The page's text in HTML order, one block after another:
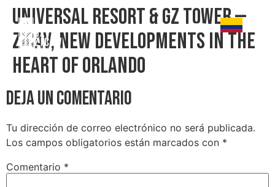
Universal Resort & GZ Tower —
Zicav, new developments in the
heart of Orlando
Deja un comentario
Tu dirección de correo electrónico no será publicada.
Los campos obligatorios están marcados con *
Comentario *